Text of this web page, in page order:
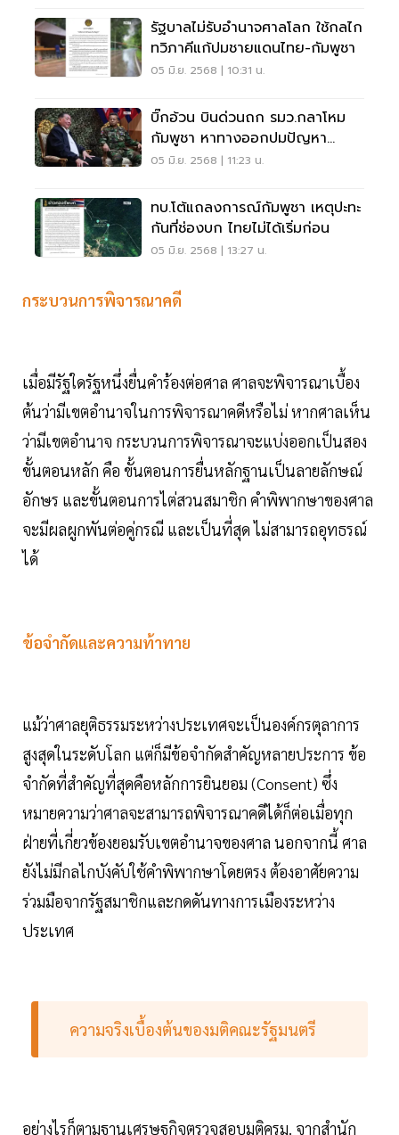
รัฐบาลไม่รับอำนาจศาลโลก ใช้กลไก
ทวิภาคีแก้ปมชายแดนไทย-กัมพูชา
05 มิ.ย. 2568 | 10:31 น.
บิ๊กอ้วน บินด่วนถก รมว.กลาโหม
กัมพูชา หาทางออกปมปัญหา
ชายแดน
05 มิ.ย. 2568 | 11:23 น.
ทบ.โต้แถลงการณ์กัมพูชา เหตุปะทะ
กันที่ช่องบก ไทยไม่ได้เริ่มก่อน
05 มิ.ย. 2568 | 13:27 น.
กระบวนการพิจารณาคดี
เมื่อมีรัฐใดรัฐหนึ่งยื่นคำร้องต่อศาล ศาลจะพิจารณาเบื้อง
ต้นว่ามีเขตอำนาจในการพิจารณาคดีหรือไม่ หากศาลเห็น
ว่ามีเขตอำนาจ กระบวนการพิจารณาจะแบ่งออกเป็นสอง
ขั้นตอนหลัก คือ ขั้นตอนการยื่นหลักฐานเป็นลายลักษณ์
อักษร และขั้นตอนการไต่สวนสมาชิก คำพิพากษาของศาล
จะมีผลผูกพันต่อคู่กรณี และเป็นที่สุด ไม่สามารถอุทธรณ์
ได้
ข้อจำกัดและความท้าทาย
แม้ว่าศาลยุติธรรมระหว่างประเทศจะเป็นองค์กรตุลาการ
สูงสุดในระดับโลก แต่ก็มีข้อจำกัดสำคัญหลายประการ ข้อ
จำกัดที่สำคัญที่สุดคือหลักการยินยอม (Consent) ซึ่ง
หมายความว่าศาลจะสามารถพิจารณาคดีได้ก็ต่อเมื่อทุก
ฝ่ายที่เกี่ยวข้องยอมรับเขตอำนาจของศาล นอกจากนี้ ศาล
ยังไม่มีกลไกบังคับใช้คำพิพากษาโดยตรง ต้องอาศัยความ
ร่วมมือจากรัฐสมาชิกและกดดันทางการเมืองระหว่าง
ประเทศ
ความจริงเบื้องต้นของมติคณะรัฐมนตรี
อย่างไรก็ตามฐานเศรษฐกิจตรวจสอบมติครม. จากสำนัก